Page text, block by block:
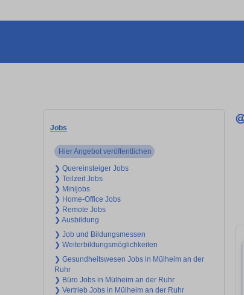
Jobs
Hier Angebot veröffentlichen
❯ Quereinsteiger Jobs
❯ Teilzeit Jobs
❯ Minijobs
❯ Home-Office Jobs
❯ Remote Jobs
❯ Ausbildung
❯ Job und Bildungsmessen
❯ Weiterbildungsmöglichkeiten
❯ Gesundheitswesen Jobs in Mülheim an der
Ruhr
❯ Büro Jobs in Mülheim an der Ruhr
❯ Vertrieb Jobs in Mülheim an der Ruhr